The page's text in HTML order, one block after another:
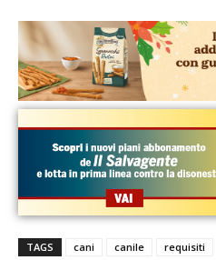
TAGS cani canile requisiti